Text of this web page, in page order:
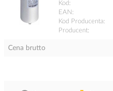
Kod
EAN
Kod Producenta
Producent
Cena brutto